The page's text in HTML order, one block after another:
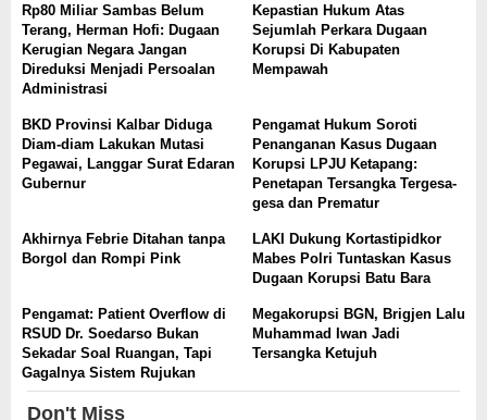
Rp80 Miliar Sambas Belum
Terang, Herman Hofi: Dugaan
Kerugian Negara Jangan
Direduksi Menjadi Persoalan
Administrasi
Kepastian Hukum Atas
Sejumlah Perkara Dugaan
Korupsi Di Kabupaten
Mempawah
BKD Provinsi Kalbar Diduga
Diam-diam Lakukan Mutasi
Pegawai, Langgar Surat Edaran
Gubernur
Pengamat Hukum Soroti
Penanganan Kasus Dugaan
Korupsi LPJU Ketapang:
Penetapan Tersangka Tergesa-
gesa dan Prematur
Akhirnya Febrie Ditahan tanpa
Borgol dan Rompi Pink
LAKI Dukung Kortastipidkor
Mabes Polri Tuntaskan Kasus
Dugaan Korupsi Batu Bara
Pengamat: Patient Overflow di
RSUD Dr. Soedarso Bukan
Sekadar Soal Ruangan, Tapi
Gagalnya Sistem Rujukan
Megakorupsi BGN, Brigjen Lalu
Muhammad Iwan Jadi
Tersangka Ketujuh
Don't Miss